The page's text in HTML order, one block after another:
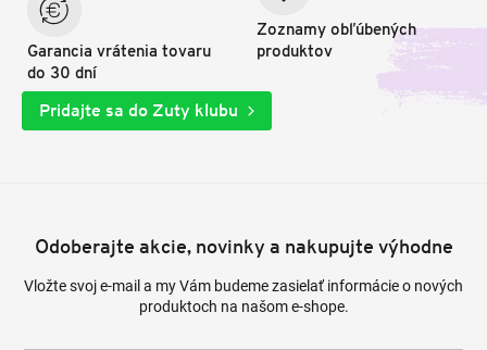
Garancia vrátenia tovaru
do 30 dní
Zoznamy obľúbených
produktov
Pridajte sa do Zuty klubu
Odoberajte akcie, novinky a nakupujte výhodne
Vložte svoj e-mail a my Vám budeme zasielať informácie o nových
produktoch na našom e-shope.